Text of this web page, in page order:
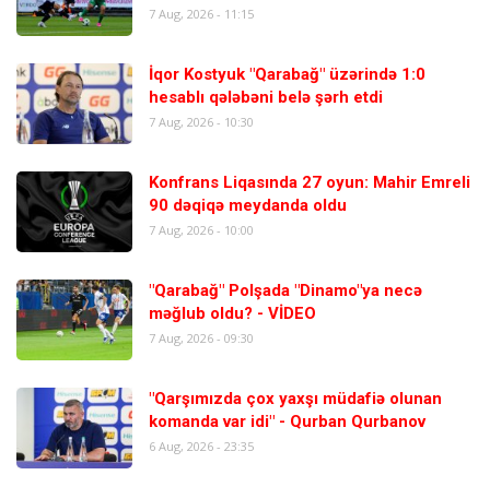
7 Aug, 2026 - 11:15
İqor Kostyuk "Qarabağ" üzərində 1:0
hesablı qələbəni belə şərh etdi
7 Aug, 2026 - 10:30
Konfrans Liqasında 27 oyun: Mahir Emreli
90 dəqiqə meydanda oldu
7 Aug, 2026 - 10:00
"Qarabağ" Polşada "Dinamo"ya necə
məğlub oldu? - VİDEO
7 Aug, 2026 - 09:30
"Qarşımızda çox yaxşı müdafiə olunan
komanda var idi" - Qurban Qurbanov
6 Aug, 2026 - 23:35